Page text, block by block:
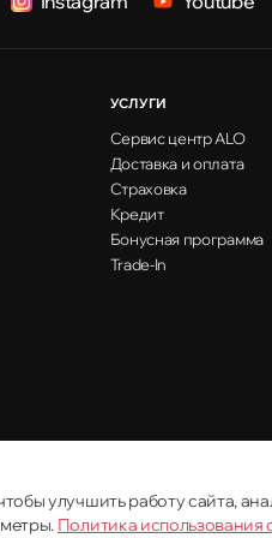
Варлаам, 58
60/4
УСЛУГИ
Сервис центр ALO
Доставка и оплата
Страховка
Кредит
Бонусная программа
Trade-In
улучшить работу сайта,
Политика использования